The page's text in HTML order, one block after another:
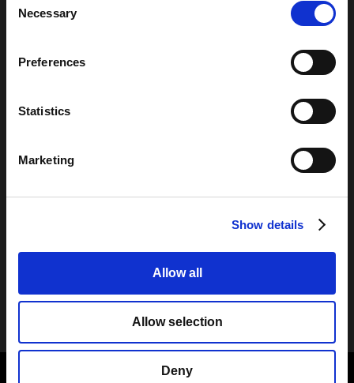
Selection
Necessary
Preferences
Statistics
Marketing
Show details
Allow all
Allow selection
Deny
Hauch von Farbe einfallen.
Spielen Sie mit dem natürlichen Licht in kleineren Räumen wie
Raum in Dunkelheit zu hüllen.
MyMiniGlass Classic ist die perfekte Lösung für Duschwände
Elemente und dekorative Akzente.
Wählen Sie unter sieben Nuancen aus oder mixen und
und sanfter, diffuser Farbe zu erfüllen.
Erkunden MyMiniGlass Gallery